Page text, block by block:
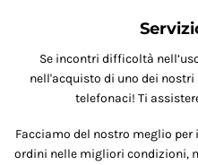
Se incontri difficoltà
nell'acquisto di uno dei
telefonaci! Ti
Facciamo del nostro meglio
ordini nelle migliori condizioni,